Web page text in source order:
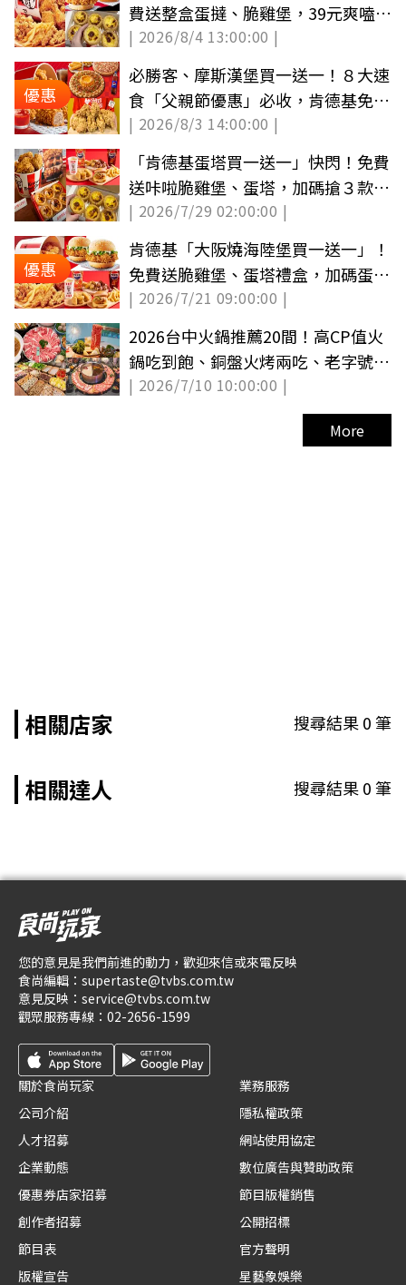
費送整盒蛋撻、脆雞堡，39元爽嗑炸
雞
| 2026/8/4 13:00:00 |
優惠
必勝客、摩斯漢堡買一送一！８大速
食「父親節優惠」必收，肯德基免費
送蛋塔
| 2026/8/3 14:00:00 |
「肯德基蛋塔買一送一」快閃！免費
送咔啦脆雞堡、蛋塔，加碼搶３款優
惠碼
| 2026/7/29 02:00:00 |
優惠
肯德基「大阪燒海陸堡買一送一」！
免費送脆雞堡、蛋塔禮盒，加碼蛋塔
買６送６
| 2026/7/21 09:00:00 |
2026台中火鍋推薦20間！高CP值火
鍋吃到飽、銅盤火烤兩吃、老字號石
頭鍋
| 2026/7/10 10:00:00 |
More
相關店家 搜尋結果0筆
相關達人 搜尋結果0筆
您的意見是我們前進的動力，歡迎來信或來電反映
食尚編輯： supertaste@tvbs.com.tw
意見反映： service@tvbs.com.tw
觀眾服務專線： 02-2656-1599
關於食尚玩家
公司介紹
人才招募
企業動態
優惠券店家招募
創作者招募
節目表
版權宣告
業務服務
隱私權政策
網站使用協定
數位廣告與贊助政策
節目版權銷售
公開招標
官方聲明
星藝象娛樂